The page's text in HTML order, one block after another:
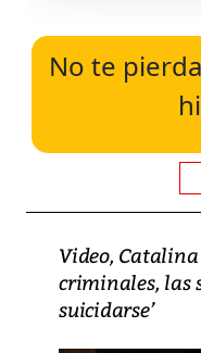
No te
Video, Catalina
criminales, las
suicidarse’